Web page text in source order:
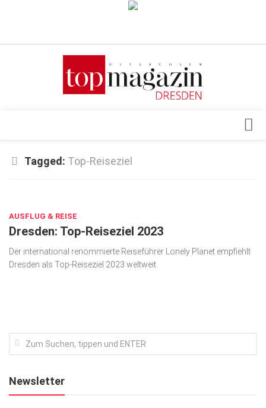
Verkaufsstellen
Top Gesundheitsforum Dresden / Ostsachsen
Geschäft
gesund & schön
Gesellschaft
Podcast
SACHSEN IN PARIS
Tagged: Top-Reiseziel
AUSFLUG & REISE
Dresden: Top-Reiseziel 2023
Der international renommierte Reiseführer Lonely Planet empfiehlt
Dresden als Top-Reiseziel 2023 weltweit.
Newsletter